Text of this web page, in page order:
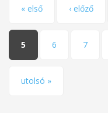
Oldalak
« első ‹ előző
5 6 7
utolsó »